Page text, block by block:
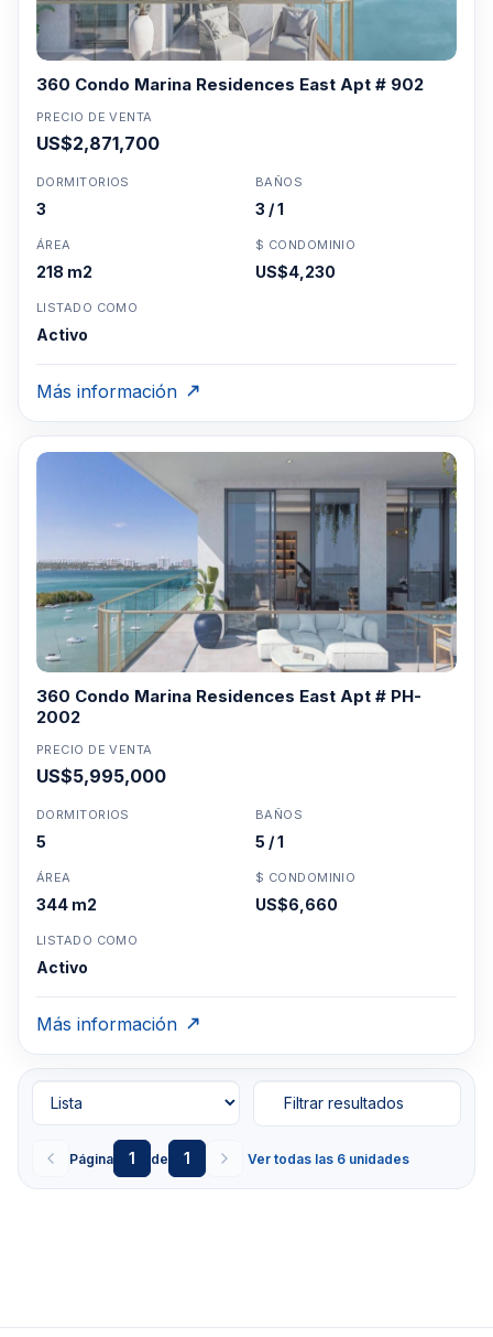
360 Condo Marina Residences East Apt # 902
PRECIO DE VENTA
US$2,871,700
DORMITORIOS
3
BAÑOS
3 / 1
ÁREA
218 m2
$ CONDOMINIO
US$4,230
LISTADO COMO
Activo
Más información
360 Condo Marina Residences East Apt # PH-
2002
PRECIO DE VENTA
US$5,995,000
DORMITORIOS
5
BAÑOS
5 / 1
ÁREA
344 m2
$ CONDOMINIO
US$6,660
LISTADO COMO
Activo
Más información
Página 1 de 1 Ver todas las 6 unidades
Filtrar resultados